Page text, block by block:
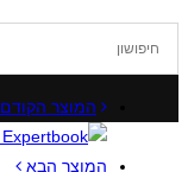
המוצר הקודם
המוצר הבא